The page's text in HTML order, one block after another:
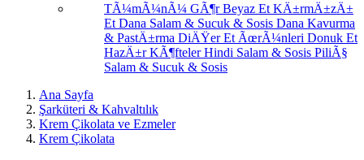
TÃ¼mÃ¼nÃ¼ GÃ¶rBeyaz Et KÄ±rmÄ±zÄ±
Et Dana Salam & Sucuk & Sosis Dana Kavurma
& PastÄ±rma DiÄŸer Et ÃœrÃ¼nleri Donuk Et
HazÄ±r KÃ¶ftelerHindi Salam & Sosis PiliÃ§
Salam & Sucuk & Sosis
Ana Sayfa
Şarküteri & Kahvaltılık
Krem Çikolata ve Ezmeler
Krem Çikolata